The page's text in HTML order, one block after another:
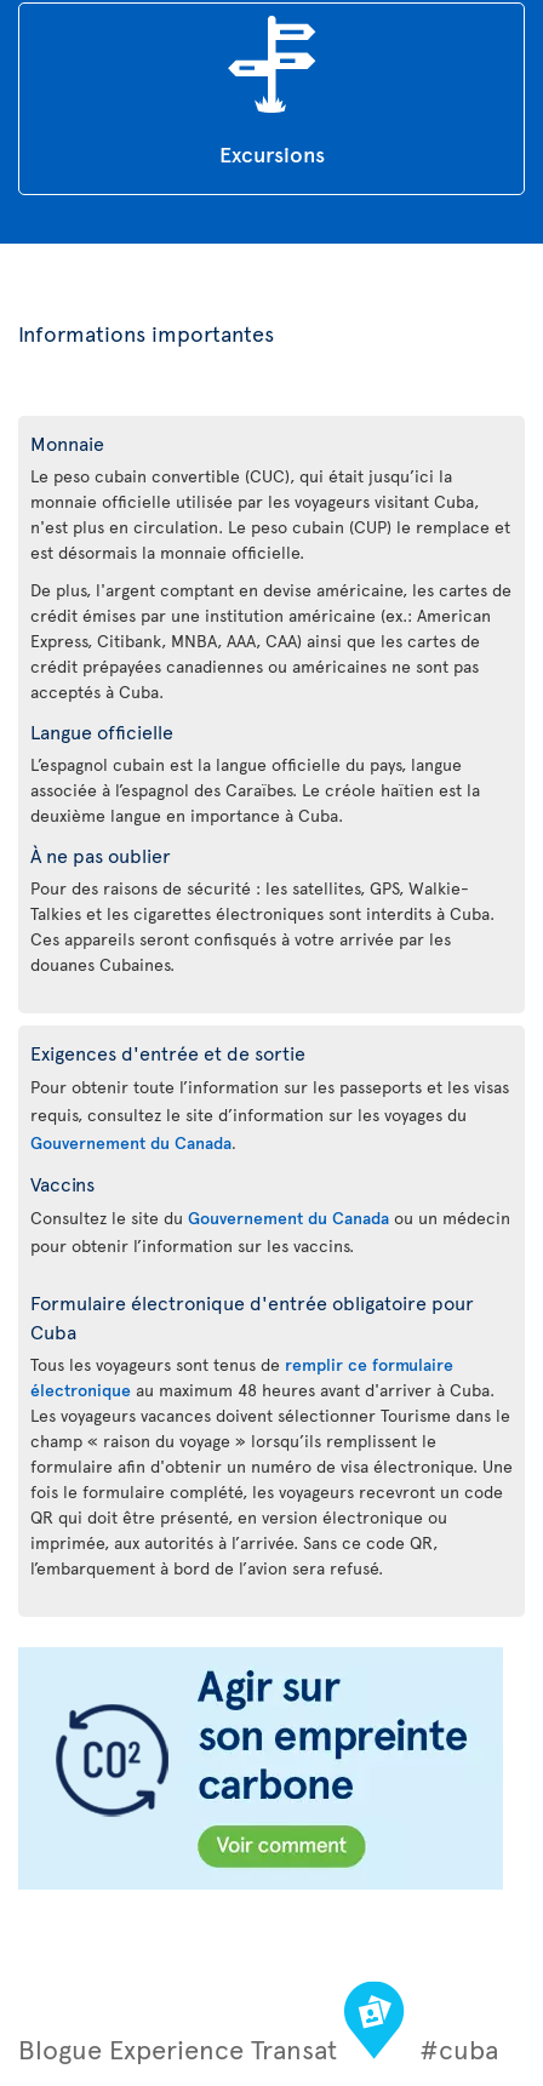
Excursions
Informations importantes
Monnaie
Le peso cubain convertible (CUC), qui était jusqu’ici la
monnaie officielle utilisée par les voyageurs visitant Cuba,
n'est plus en circulation. Le peso cubain (CUP) le remplace et
est désormais la monnaie officielle.
De plus, l'argent comptant en devise américaine, les cartes de
crédit émises par une institution américaine (ex.: American
Express, Citibank, MNBA, AAA, CAA) ainsi que les cartes de
crédit prépayées canadiennes ou américaines ne sont pas
acceptés à Cuba.
Langue officielle
L’espagnol cubain est la langue officielle du pays, langue
associée à l’espagnol des Caraïbes. Le créole haïtien est la
deuxième langue en importance à Cuba.
À ne pas oublier
Pour des raisons de sécurité : les satellites, GPS, Walkie-
Talkies et les cigarettes électroniques sont interdits à Cuba.
Ces appareils seront confisqués à votre arrivée par les
douanes Cubaines.
Exigences d'entrée et de sortie
Pour obtenir toute l’information sur les passeports et les visas
requis, consultez le site d’information sur les voyages du
Gouvernement du Canada.
Vaccins
Consultez le site du Gouvernement du Canada ou un médecin
pour obtenir l’information sur les vaccins.
Formulaire électronique d'entrée obligatoire pour
Cuba
Tous les voyageurs sont tenus de remplir ce formulaire
électronique au maximum 48 heures avant d'arriver à Cuba.
Les voyageurs vacances doivent sélectionner Tourisme dans le
champ « raison du voyage » lorsqu’ils remplissent le
formulaire afin d'obtenir un numéro de visa électronique. Une
fois le formulaire complété, les voyageurs recevront un code
QR qui doit être présenté, en version électronique ou
imprimée, aux autorités à l’arrivée. Sans ce code QR,
l’embarquement à bord de l’avion sera refusé.
Blogue Experience Transat #cuba